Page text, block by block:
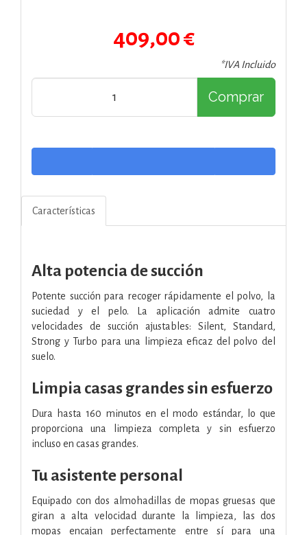
409,00 €
*IVA Incluido
Comprar
Características
Alta potencia de succión
Potente succión para recoger rápidamente el polvo, la
suciedad y el pelo. La aplicación admite cuatro
velocidades de succión ajustables: Silent, Standard,
Strong y Turbo para una limpieza eficaz del polvo del
suelo.
Limpia casas grandes sin esfuerzo
Dura hasta 160 minutos en el modo estándar, lo que
proporciona una limpieza completa y sin esfuerzo
incluso en casas grandes.
Tu asistente personal
Equipado con dos almohadillas de mopas gruesas que
giran a alta velocidad durante la limpieza, las dos
mopas encajan perfectamente entre sí para una